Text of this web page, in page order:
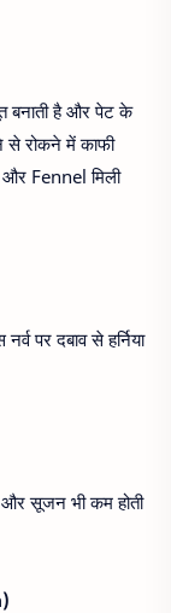
बनाती है और पेट के
से रोकने में काफी
और Fennel मिली
पर दबाव से हर्निया
और सूजन भी कम होती